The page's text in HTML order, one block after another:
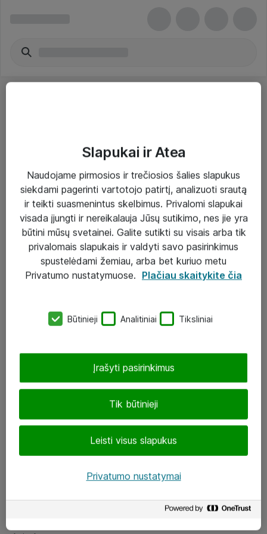
Paslaugos
Sprendimai
Įgyvendinti projektai
Atea ekspertų patarimai verslui
eShop@atea.lt
LinkedIn
Slapukai ir Atea
Naudojame pirmosios ir trečiosios šalies slapukus
siekdami pagerinti vartotojo patirtį, analizuoti srautą
ir teikti suasmenintus skelbimus. Privalomi slapukai
visada įjungti ir nereikalauja Jūsų sutikimo, nes jie yra
būtini mūsų svetainei. Galite sutikti su visais arba tik
privalomais slapukais ir valdyti savo pasirinkimus
spustelėdami žemiau, arba bet kuriuo metu
Privatumo nustatymuose. Plačiau skaitykite čia
Būtinieji Analitiniai Tiksliniai
Tik būtinieji
Leisti visus slapukus
Įrašyti pasirinkimus
Privatumo nustatymai